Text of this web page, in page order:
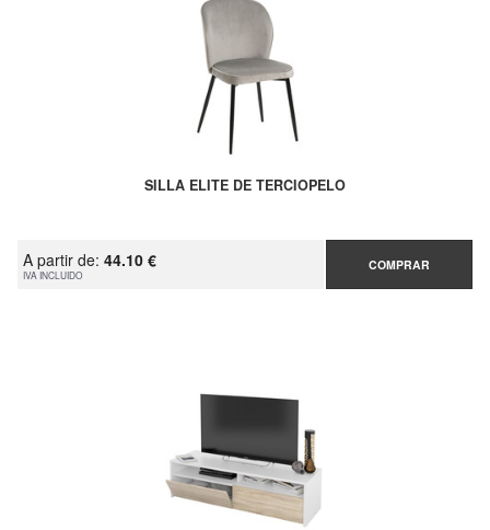
SILLA ELITE DE TERCIOPELO
A partir de: 44.10 €
IVA INCLUIDO
COMPRAR